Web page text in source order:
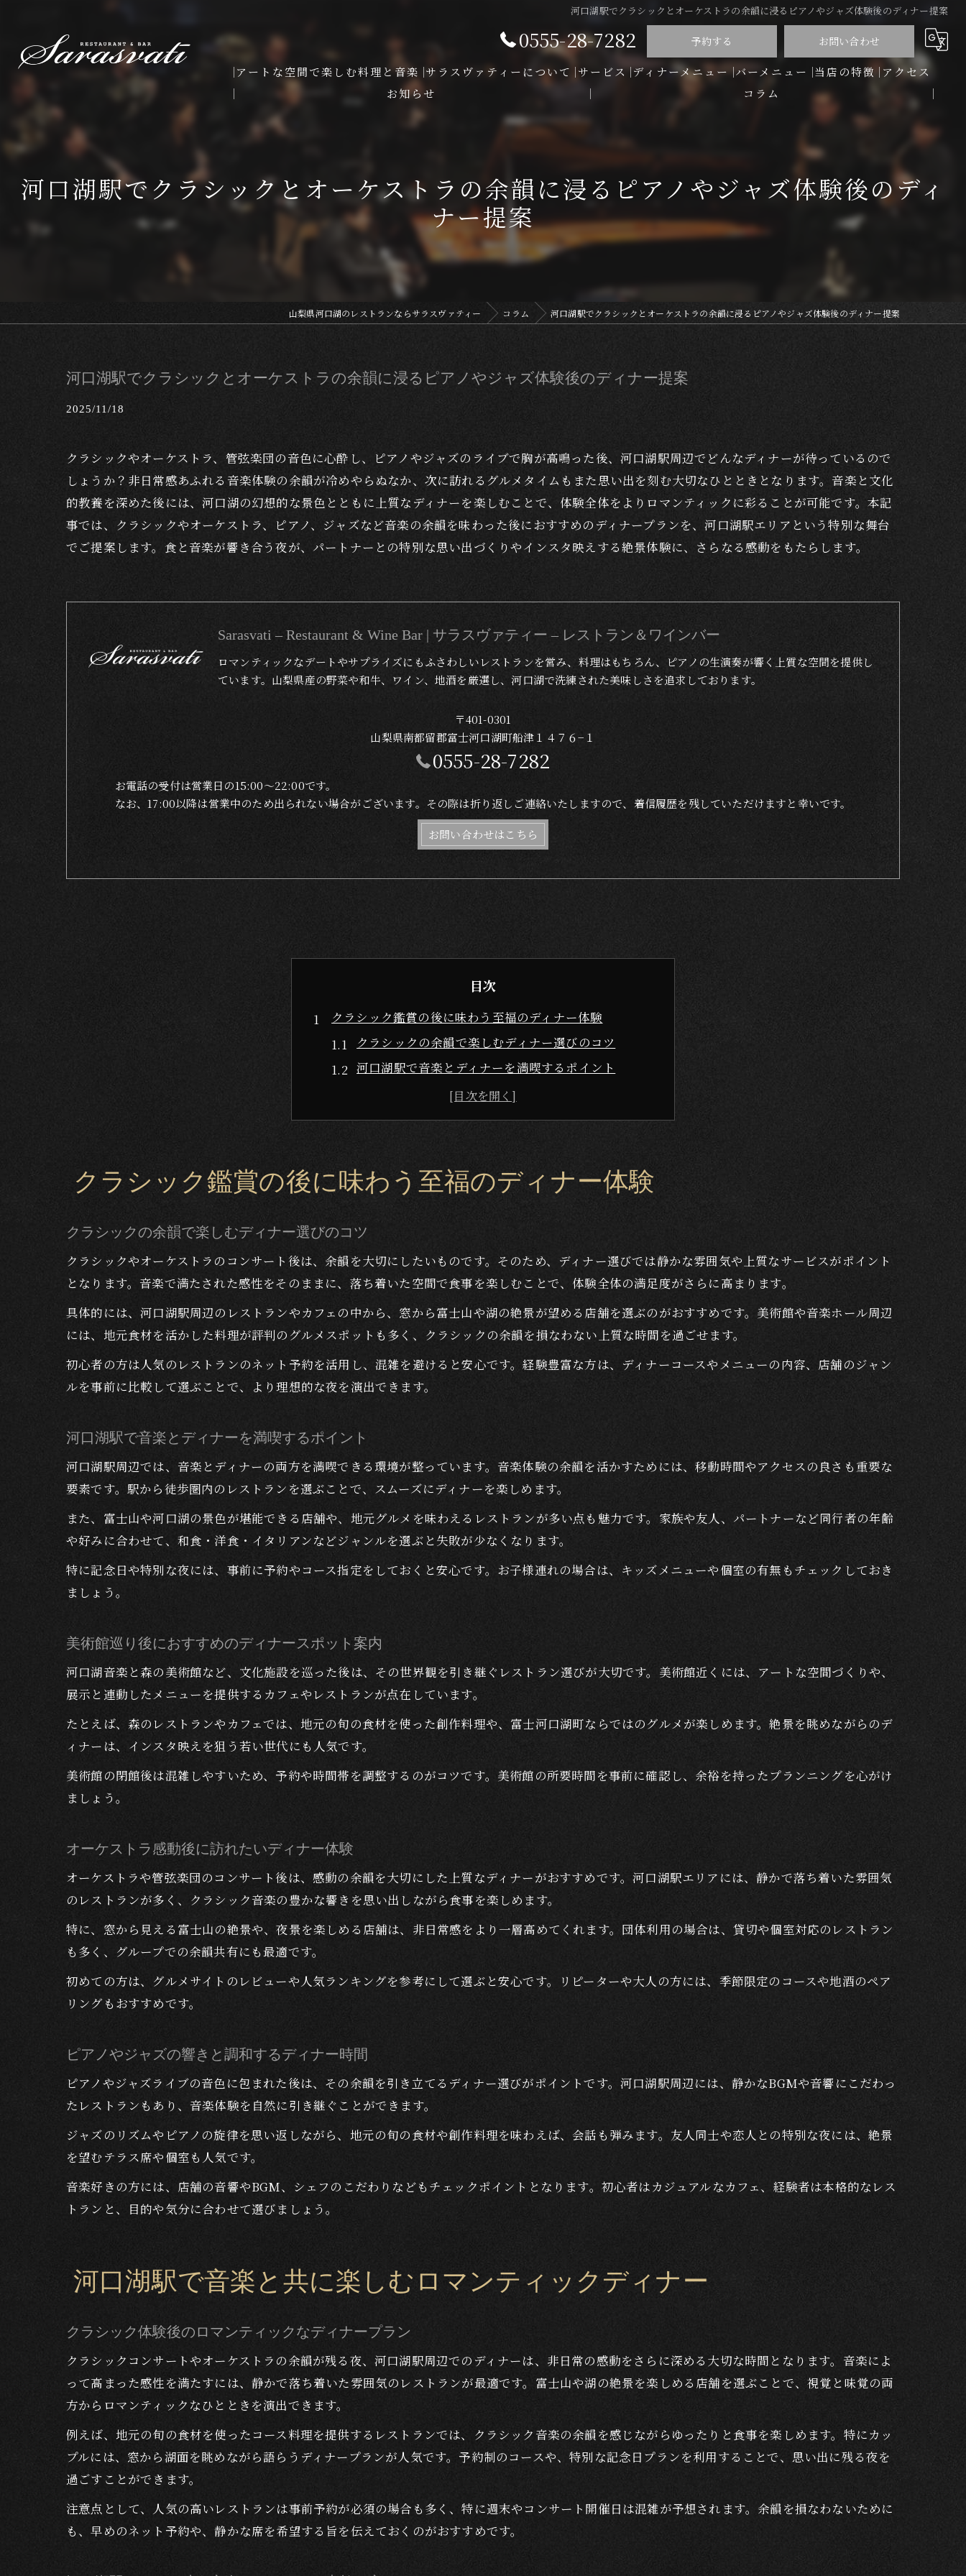
河口湖駅でクラシックとオーケストラの余韻に浸るピアノやジャズ体験後のディナー提案
0555-28-7282 予約する お問い合わせ
アートな空間で楽しむ料理と音楽 サラスヴァティーについて サービス ディナーメニュー バーメニュー 当店の特徴
洋食
ディナー
コース
ワイン
アクセス
お知らせ
コラム
河口湖駅でクラシックとオーケストラの余韻に浸るピアノやジャズ体験後のディ
ナー提案
山梨県河口湖のレストランならサラスヴァティー コラム 河口湖駅でクラシックとオーケストラの余韻に浸るピアノやジャズ体験後のディナー提案
河口湖駅でクラシックとオーケストラの余韻に浸るピアノやジャズ体験後のディナー提案
2025/11/18
クラシックやオーケストラ、管弦楽団の音色に心酔し、ピアノやジャズのライブで胸が高鳴った後、河口湖駅周辺でどんなディナーが待っているので
しょうか？非日常感あふれる音楽体験の余韻が冷めやらぬなか、次に訪れるグルメタイムもまた思い出を刻む大切なひとときとなります。音楽と文化
的教養を深めた後には、河口湖の幻想的な景色とともに上質なディナーを楽しむことで、体験全体をよりロマンティックに彩ることが可能です。本記
事では、クラシックやオーケストラ、ピアノ、ジャズなど音楽の余韻を味わった後におすすめのディナープランを、河口湖駅エリアという特別な舞台
でご提案します。食と音楽が響き合う夜が、パートナーとの特別な思い出づくりやインスタ映えする絶景体験に、さらなる感動をもたらします。
Sarasvati – Restaurant & Wine Bar | サラスヴァティー – レストラン＆ワインバー
ロマンティックなデートやサプライズにもふさわしいレストランを営み、料理はもちろん、ピアノの生演奏が響く上質な空間を提供し
ています。山梨県産の野菜や和牛、ワイン、地酒を厳選し、河口湖で洗練された美味しさを追求しております。
〒401-0301
山梨県南都留郡富士河口湖町船津１４７６−１
0555-28-7282
お電話の受付は営業日の15:00〜22:00です。
なお、17:00以降は営業中のため出られない場合がございます。その際は折り返しご連絡いたしますので、着信履歴を残していただけますと幸いです。
お問い合わせはこちら
目次
クラシック鑑賞の後に味わう至福のディナー体験
クラシックの余韻で楽しむディナー選びのコツ
河口湖駅で音楽とディナーを満喫するポイント
美術館巡り後におすすめのディナースポット案内
オーケストラ感動後に訪れたいディナー体験
河口湖駅で音楽と共に楽しむロマンティックディナー
クラシック体験後のロマンティックなディナープラン
オーケストラ余韻に浸るカップル向けディナー案内
ピアノやジャズ好きに贈る夜のディナー体験
美術館周辺で見つける特別なディナースポット
オーケストラ余韻が残る夜にぴったりなディナープラン
オーケストラの感動を活かすディナーの選び方
河口湖駅で味わう音楽後ディナーの魅力
クラシック好きにぴったりの落ち着いたディナー空間
美術館やレストランのレビューを活かすディナー選択
管弦楽団ライブ後の心満たされる食事の選び方
管弦楽団ライブ後におすすめのディナー体験法
音楽体験の余韻を深めるディナー演出の工夫
河口湖駅周辺で見つける上質なディナー情報
クラシック帰りに選びたい落ち着いた食事処
ピアノやジャズ余韻を楽しむ大人ディナー体験
河口湖駅で味わう大人の上質なディナープラン
クラシックファンに最適な夜のディナースポット
オーケストラ体験後のディナーで特別な夜を演出
美術館周辺のディナーで非日常を満喫する方法
音楽体験の締めくくりにおすすめしたい夜の食事
オーケストラ感動後の満足度を高める食事選択
美術館やレストランの口コミから選ぶ夜ごはん
クラシック鑑賞の後に味わう至福のディナー体験
クラシックの余韻で楽しむディナー選びのコツ
クラシックやオーケストラのコンサート後は、余韻を大切にしたいものです。そのため、ディナー選びでは静かな雰囲気や上質なサービスがポイント
となります。音楽で満たされた感性をそのままに、落ち着いた空間で食事を楽しむことで、体験全体の満足度がさらに高まります。
具体的には、河口湖駅周辺のレストランやカフェの中から、窓から富士山や湖の絶景が望める店舗を選ぶのがおすすめです。美術館や音楽ホール周辺
には、地元食材を活かした料理が評判のグルメスポットも多く、クラシックの余韻を損なわない上質な時間を過ごせます。
初心者の方は人気のレストランのネット予約を活用し、混雑を避けると安心です。経験豊富な方は、ディナーコースやメニューの内容、店舗のジャン
ルを事前に比較して選ぶことで、より理想的な夜を演出できます。
河口湖駅で音楽とディナーを満喫するポイント
河口湖駅周辺では、音楽とディナーの両方を満喫できる環境が整っています。音楽体験の余韻を活かすためには、移動時間やアクセスの良さも重要な
要素です。駅から徒歩圏内のレストランを選ぶことで、スムーズにディナーを楽しめます。
また、富士山や河口湖の景色が堪能できる店舗や、地元グルメを味わえるレストランが多い点も魅力です。家族や友人、パートナーなど同行者の年齢
や好みに合わせて、和食・洋食・イタリアンなどジャンルを選ぶと失敗が少なくなります。
特に記念日や特別な夜には、事前に予約やコース指定をしておくと安心です。お子様連れの場合は、キッズメニューや個室の有無もチェックしておき
ましょう。
美術館巡り後におすすめのディナースポット案内
河口湖音楽と森の美術館など、文化施設を巡った後は、その世界観を引き継ぐレストラン選びが大切です。美術館近くには、アートな空間づくりや、
展示と連動したメニューを提供するカフェやレストランが点在しています。
たとえば、森のレストランやカフェでは、地元の旬の食材を使った創作料理や、富士河口湖町ならではのグルメが楽しめます。絶景を眺めながらのデ
ィナーは、インスタ映えを狙う若い世代にも人気です。
美術館の閉館後は混雑しやすいため、予約や時間帯を調整するのがコツです。美術館の所要時間を事前に確認し、余裕を持ったプランニングを心がけ
ましょう。
オーケストラ感動後に訪れたいディナー体験
オーケストラや管弦楽団のコンサート後は、感動の余韻を大切にした上質なディナーがおすすめです。河口湖駅エリアには、静かで落ち着いた雰囲気
のレストランが多く、クラシック音楽の豊かな響きを思い出しながら食事を楽しめます。
特に、窓から見える富士山の絶景や、夜景を楽しめる店舗は、非日常感をより一層高めてくれます。団体利用の場合は、貸切や個室対応のレストラン
も多く、グループでの余韻共有にも最適です。
初めての方は、グルメサイトのレビューや人気ランキングを参考にして選ぶと安心です。リピーターや大人の方には、季節限定のコースや地酒のペア
リングもおすすめです。
ピアノやジャズの響きと調和するディナー時間
ピアノやジャズライブの音色に包まれた後は、その余韻を引き立てるディナー選びがポイントです。河口湖駅周辺には、静かなBGMや音響にこだわっ
たレストランもあり、音楽体験を自然に引き継ぐことができます。
ジャズのリズムやピアノの旋律を思い返しながら、地元の旬の食材や創作料理を味わえば、会話も弾みます。友人同士や恋人との特別な夜には、絶景
を望むテラス席や個室も人気です。
音楽好きの方には、店舗の音響やBGM、シェフのこだわりなどもチェックポイントとなります。初心者はカジュアルなカフェ、経験者は本格的なレス
トランと、目的や気分に合わせて選びましょう。
河口湖駅で音楽と共に楽しむロマンティックディナー
クラシック体験後のロマンティックなディナープラン
クラシックコンサートやオーケストラの余韻が残る夜、河口湖駅周辺でのディナーは、非日常の感動をさらに深める大切な時間となります。音楽によ
って高まった感性を満たすには、静かで落ち着いた雰囲気のレストランが最適です。富士山や湖の絶景を楽しめる店舗を選ぶことで、視覚と味覚の両
方からロマンティックなひとときを演出できます。
例えば、地元の旬の食材を使ったコース料理を提供するレストランでは、クラシック音楽の余韻を感じながらゆったりと食事を楽しめます。特にカッ
プルには、窓から湖面を眺めながら語らうディナープランが人気です。予約制のコースや、特別な記念日プランを利用することで、思い出に残る夜を
過ごすことができます。
注意点として、人気の高いレストランは事前予約が必須の場合も多く、特に週末やコンサート開催日は混雑が予想されます。余韻を損なわないために
も、早めのネット予約や、静かな席を希望する旨を伝えておくのがおすすめです。